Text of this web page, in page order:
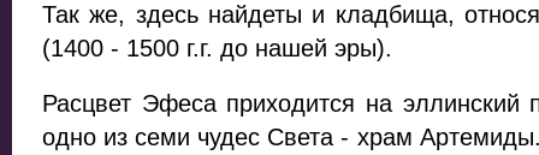
Так же, здесь найдеты и кладбища,
(1400 - 1500 г.г. до нашей эры).
Расцвет Эфеса приходится на эллинский
одно из семи чудес Света - храм